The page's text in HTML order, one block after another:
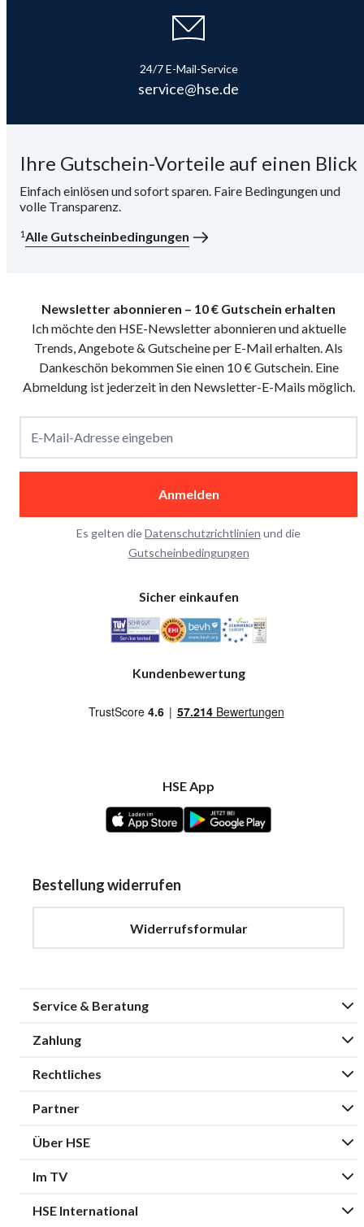
24/7 E-Mail-Service
service@hse.de
Ihre Gutschein-Vorteile auf einen Blick
Einfach einlösen und sofort sparen. Faire Bedingungen und
volle Transparenz.
1Alle Gutscheinbedingungen
Newsletter abonnieren – 10 € Gutschein erhalten
Ich möchte den HSE-Newsletter abonnieren und aktuelle
Trends, Angebote & Gutscheine per E-Mail erhalten. Als
Dankeschön bekommen Sie einen 10 € Gutschein. Eine
Abmeldung ist jederzeit in den Newsletter-E-Mails möglich.
E-Mail-Adresse eingeben
Anmelden
Es gelten dieDatenschutzrichtlinien und die
Gutscheinbedingungen
Sicher einkaufen
Kundenbewertung
HSE App
Bestellung widerrufen
Widerrufsformular
Service & Beratung
Zahlung
Rechtliches
Partner
Über HSE
Im TV
HSE International